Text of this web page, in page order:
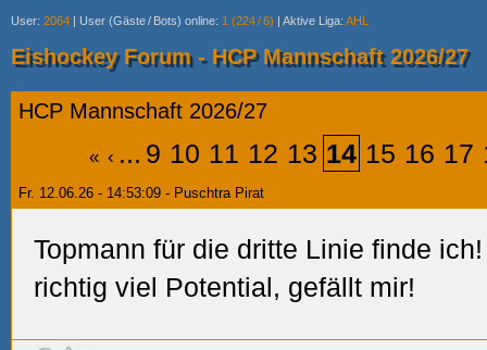
User: 2064 | User (Gäste/ Bots) online: 1 (224/6) | Aktive Liga: AHL
Eishockey Forum - HCP Mannschaft 2026/27
HCP Mannschaft 2026/27
« ‹ ... 9 10 11 12 13 14 15 16 17
Fr. 12.06.26 - 14:53:09 - Puschtra Pirat
Topmann für die dritte Linie finde
richtig viel Potential, gefällt mir!